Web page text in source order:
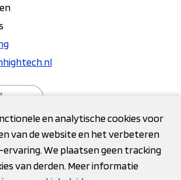
en analytische cookies voor
van de website en het verbeteren
We plaatsen geen tracking
van derden. Meer informatie